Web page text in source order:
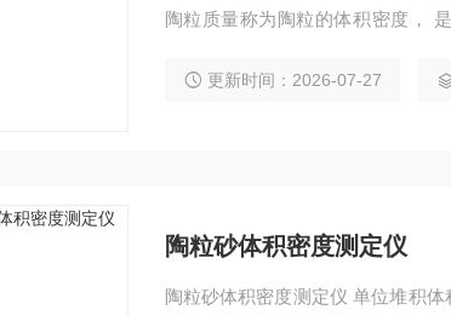
陶粒质量称为陶粒的体积密度，
距离215.9mm；2.漏斗高76.2mm
更新时间：2026-07-27
陶粒砂体积密度测定仪
陶粒砂体积密度测定仪 单位堆积